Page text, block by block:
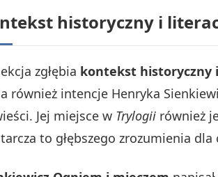
historyczny i
zgłębia kontekst historyczny
również intencje Henryka
Jej miejsce w Trylogii również
to głębszego zrozumienia dla